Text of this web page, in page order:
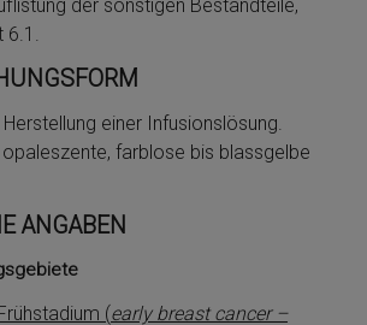
der sonstigen Be­stand­tei­le,
6.1.
ei­ner Infusionslösung.
farblose bis blassgelbe
ANGABEN
(early breast cancer –